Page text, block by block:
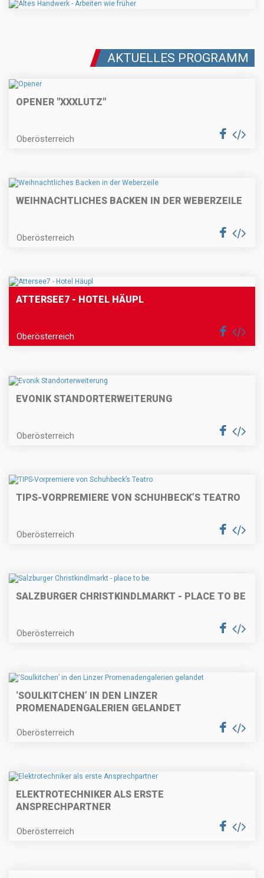
AKTUELLES PROGRAMM
OPENER "XXXLUTZ"
Oberösterreich
WEIHNACHTLICHES BACKEN IN DER WEBERZEILE
Oberösterreich
ATTERSEE7 - HOTEL HÄUPL
Oberösterreich
EVONIK STANDORTERWEITERUNG
Oberösterreich
TIPS-VORPREMIERE VON SCHUHBECK’S TEATRO
Oberösterreich
SALZBURGER CHRISTKINDLMARKT - PLACE TO BE
Oberösterreich
‘SOULKITCHEN’ IN DEN LINZER
PROMENADENGALERIEN GELANDET
Oberösterreich
ELEKTROTECHNIKER ALS ERSTE
ANSPRECHPARTNER
Oberösterreich